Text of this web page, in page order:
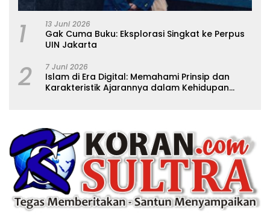
1 13 Juni 2026
Gak Cuma Buku: Eksplorasi Singkat ke Perpus
UIN Jakarta
2 7 Juni 2026
Islam di Era Digital: Memahami Prinsip dan
Karakteristik Ajarannya dalam Kehidupan